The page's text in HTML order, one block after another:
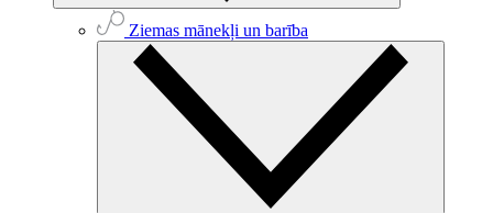
Ziemas mānekļi un barība